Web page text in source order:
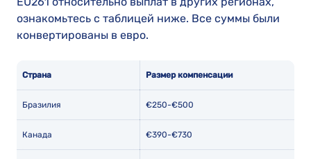
ознакомьтесь с таблицей ниже. Все суммы были
конвертированы в евро.
Страна Размер компенсации
Бразилия €250-€500
Канада €390-€730